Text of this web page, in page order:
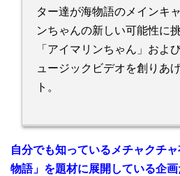
ター達が海物語のメインキ
ンちゃんの新しい可能性に
「アイマリンちゃん」およ
ュージックビデオを創りあ
ト。
自分でも知っているメチャクチ
物語」を題材に展開している企画